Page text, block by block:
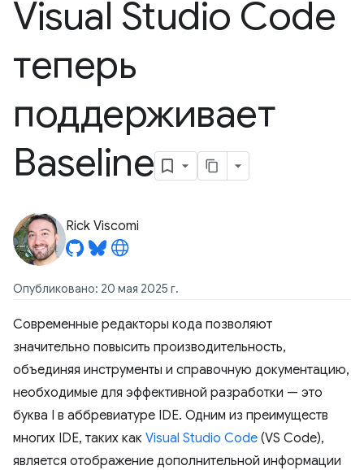
Visual Studio Code
теперь
поддерживает
Baseline
Rick Viscomi
Опубликовано: 20 мая 2025 г.
Современные редакторы кода позволяют
значительно повысить производительность,
объединяя инструменты и справочную документацию,
необходимые для эффективной разработки — это
буква I в аббревиатуре IDE. Одним из преимуществ
многих IDE, таких как Visual Studio Code (VS Code),
является отображение дополнительной информации